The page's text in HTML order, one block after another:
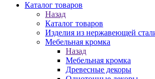
Каталог товаров
Назад
Каталог товаров
Изделия из нержавеющей
Мебельная кромка
Назад
Мебельная кромка
Древесные декоры